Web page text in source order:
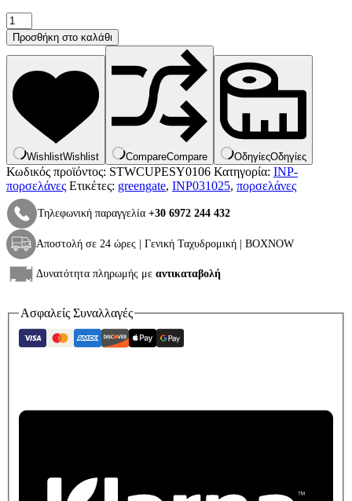
Cup
&
saucer
Elsy
white
Greengate
ποσότητα
Προσθήκη στο καλάθι
WishlistWishlist CompareCompare ΟδηγίεςΟδηγίες
Κωδικός προϊόντος: STWCUPESY0106 Κατηγορία: INP-
πορσελάνες Ετικέτες: greengate, INP031025, πορσελάνες
Τηλεφωνική παραγγελία +30 6972 244 432
Αποστολή σε 24 ώρες | Γενική Ταχυδρομική | BOXNOW
Δυνατότητα πληρωμής με αντικαταβολή
Ασφαλείς Συναλλαγές